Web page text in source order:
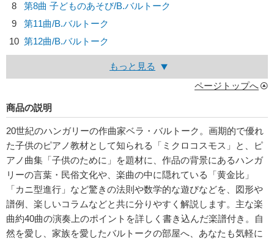
8
第8曲 子どものあそび/B.バルトーク
9
第11曲/B.バルトーク
10 第12曲/B.バルトーク
もっと見る
ページトップへ
商品の説明
20世紀のハンガリーの作曲家ベラ・バルトーク。画期的で優れ
た子供のピアノ教材として知られる「ミクロコスモス」と、ピ
アノ曲集「子供のために」を題材に、作品の背景にあるハンガ
リーの言葉・民俗文化や、楽曲の中に隠れている「黄金比」
「カニ型進行」など驚きの法則や数学的な遊びなどを、図形や
譜例、楽しいコラムなどと共に分りやすく解説します。主な楽
曲約40曲の演奏上のポイントを詳しく書き込んだ楽譜付き。自
然を愛し、家族を愛したバルトークの部屋へ、あなたも気軽に